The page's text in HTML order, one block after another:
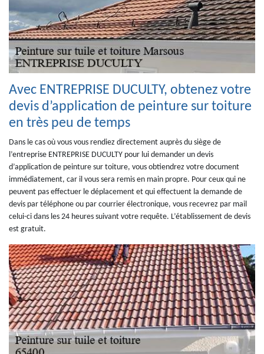
Avec ENTREPRISE DUCULTY, obtenez votre
devis d’application de peinture sur toiture
en très peu de temps
Dans le cas où vous vous rendiez directement auprès du siège de
l’entreprise ENTREPRISE DUCULTY pour lui demander un devis
d’application de peinture sur toiture, vous obtiendrez votre document
immédiatement, car il vous sera remis en main propre. Pour ceux qui ne
peuvent pas effectuer le déplacement et qui effectuent la demande de
devis par téléphone ou par courrier électronique, vous recevrez par mail
celui-ci dans les 24 heures suivant votre requête. L’établissement de devis
est gratuit.